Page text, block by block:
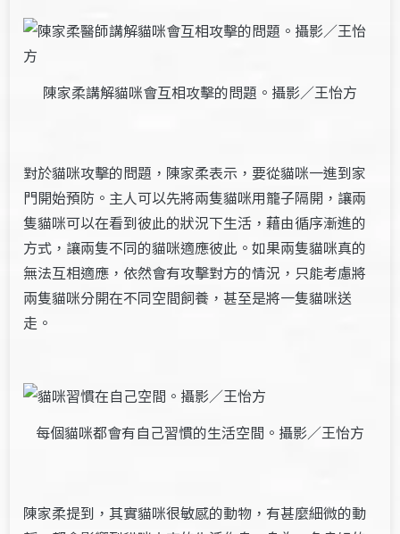
陳家柔講解貓咪會互相攻擊的問題。攝影／王怡方
對於貓咪攻擊的問題，陳家柔表示，要從貓咪一進到家
門開始預防。主人可以先將兩隻貓咪用籠子隔開，讓兩
隻貓咪可以在看到彼此的狀況下生活，藉由循序漸進的
方式，讓兩隻不同的貓咪適應彼此。如果兩隻貓咪真的
無法互相適應，依然會有攻擊對方的情況，只能考慮將
兩隻貓咪分開在不同空間飼養，甚至是將一隻貓咪送
走。
每個貓咪都會有自己習慣的生活空間。攝影／王怡方
陳家柔提到，其實貓咪很敏感的動物，有甚麼細微的動